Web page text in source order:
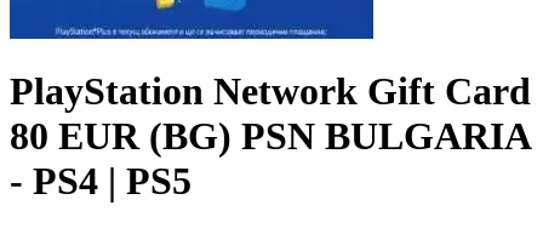
PlayStation Network Gift Card
80 EUR (BG) PSN BULGARIA
- PS4 | PS5